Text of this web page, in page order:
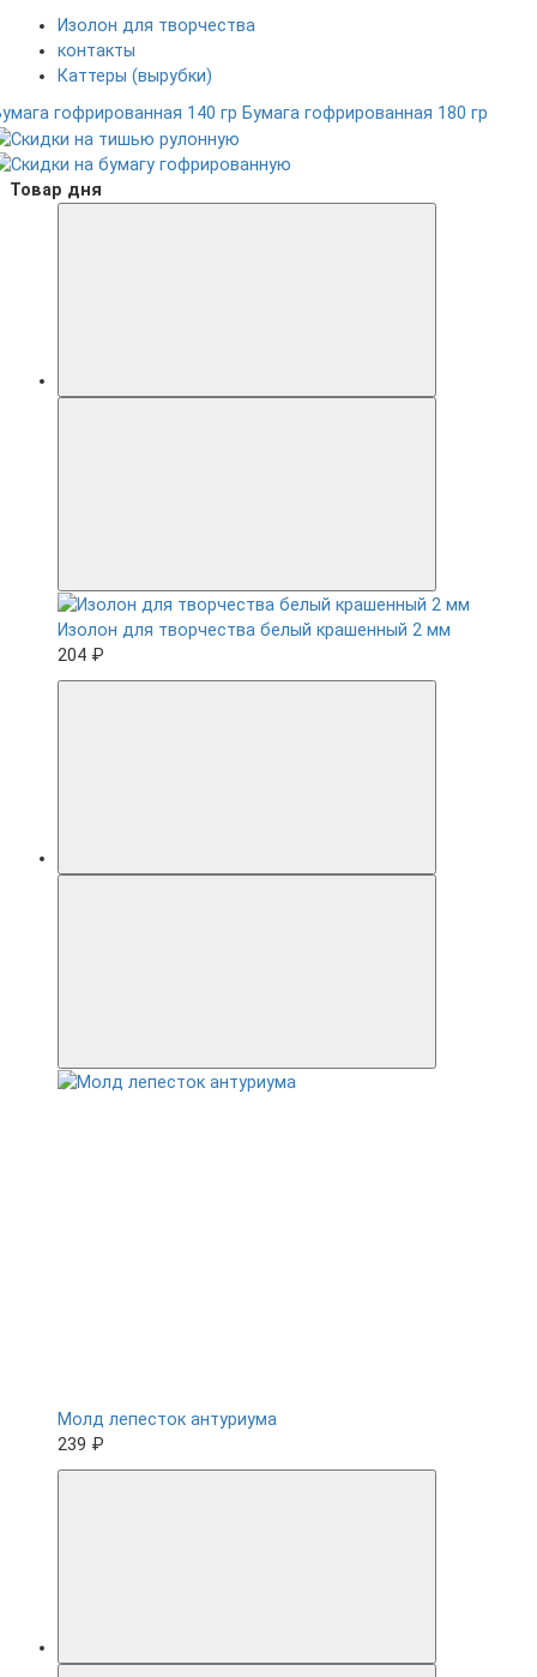
Изолон для творчества
контакты
Каттеры (вырубки)
гофрированная 140 гр Бумага гофрированная 180 гр
Товар дня
Изолон для творчества белый крашенный 2 мм
204 ₽
Молд лепесток антуриума
239 ₽